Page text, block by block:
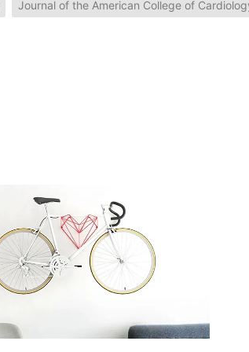
Journal of the American College of